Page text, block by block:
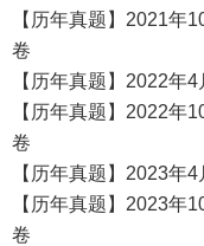
【历年真题】2021年
卷
【历年真题】2022年
【历年真题】2022年
卷
【历年真题】2023年
【历年真题】2023年
卷